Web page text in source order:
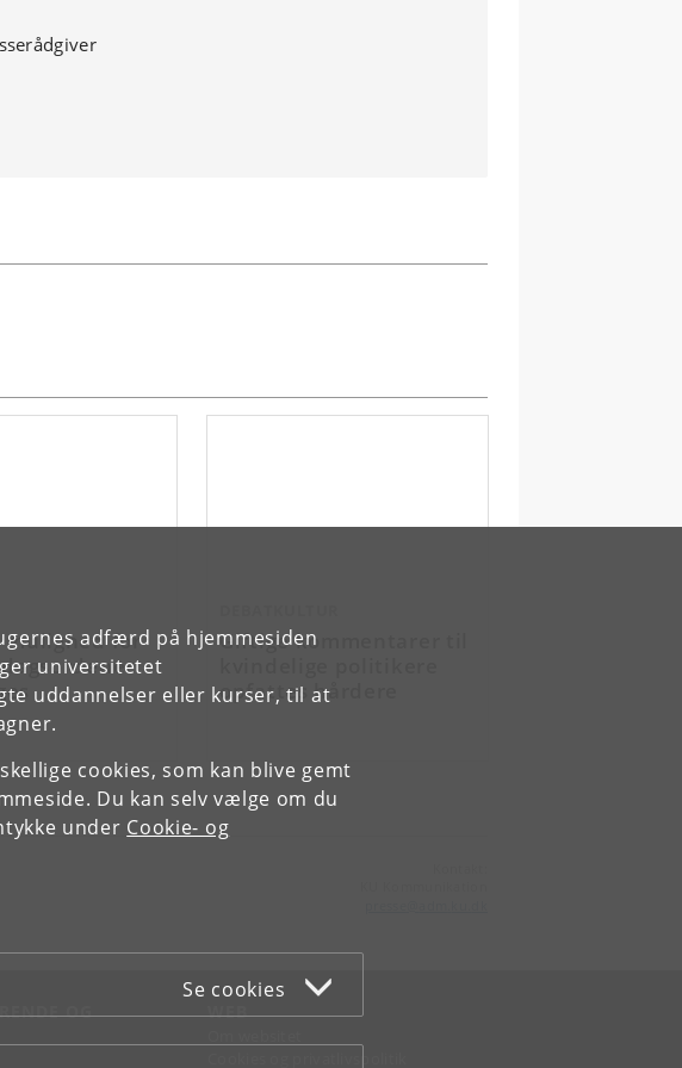
adfærd på hjemmesiden
universitetet
uddannelser eller kurser, til at
cookies, som kan blive gemt
Du kan selv vælge om du
under Cookie- og
Se cookies
mulighed for
Giftige kommentarer til
opfattes hårdere
OG
WEB